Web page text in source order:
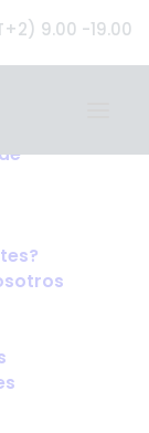
9.00 -19.00